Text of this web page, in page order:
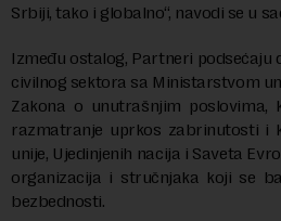
Srbiji, tako i globalno“, navodi se u
Između ostalog, Partneri
civilnog sektora sa Ministarstvom
Zakona o unutrašnjim poslovima,
razmatranje uprkos zabrinutosti i
unije, Ujedinjenih nacija i Saveta
organizacija i stručnjaka koji se
bezbednosti.